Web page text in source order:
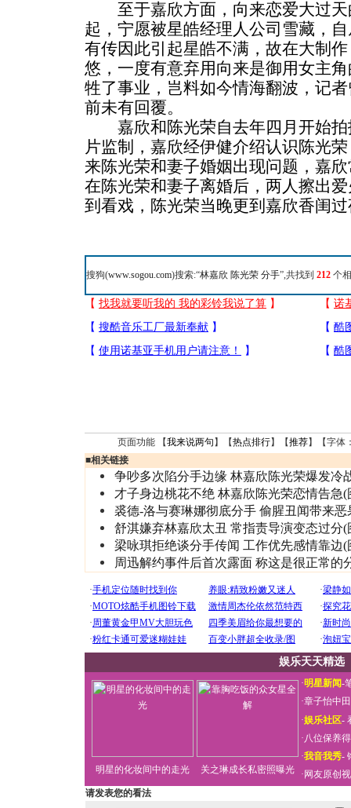
至于嘉欣方面，向来恋爱大过天
起，宁愿被星皓经理人公司雪藏，
有传因此引起星皓不满，故在大制
悠，一度有意弃用向来是御用女主
牲了事业，岂料如今情海翻波，记
前未有回覆。
嘉欣和陈光荣自去年四月开始拍
片监制，嘉欣经伊健介绍认识陈光
来陈光荣和妻子婚姻出现问题，嘉
在陈光荣和妻子离婚后，两人擦出
到看戏，陈光荣当晚更到嘉欣香闺
搜狗(www.sogou.com)搜索:“林嘉欣 陈光荣 分手”,共找到 212 个
页面功能 【我来说两句 】【热点排行】【推荐】【字体
■相关链接
争吵多次陷分手边缘 林嘉欣陈光荣爆发冷
才子身边桃花不绝 林嘉欣陈光荣恋情告急(
裘德-洛与赛琳娜彻底分手 偷腥丑闻带来恶
舒淇嫌弃林嘉欣太丑 常指责导演变态过分(
梁咏琪拒绝谈分手传闻 工作优先感情靠边(
周迅解约事件后首次露面 称这是很正常的
娱乐天天精选
明星的化妆间中的走光 关之琳成长私密照曝光
·明星新闻-
·章子怡中
·娱乐社区-
·八位保养
·我音我秀-
· 网友原创
请发表您的看法